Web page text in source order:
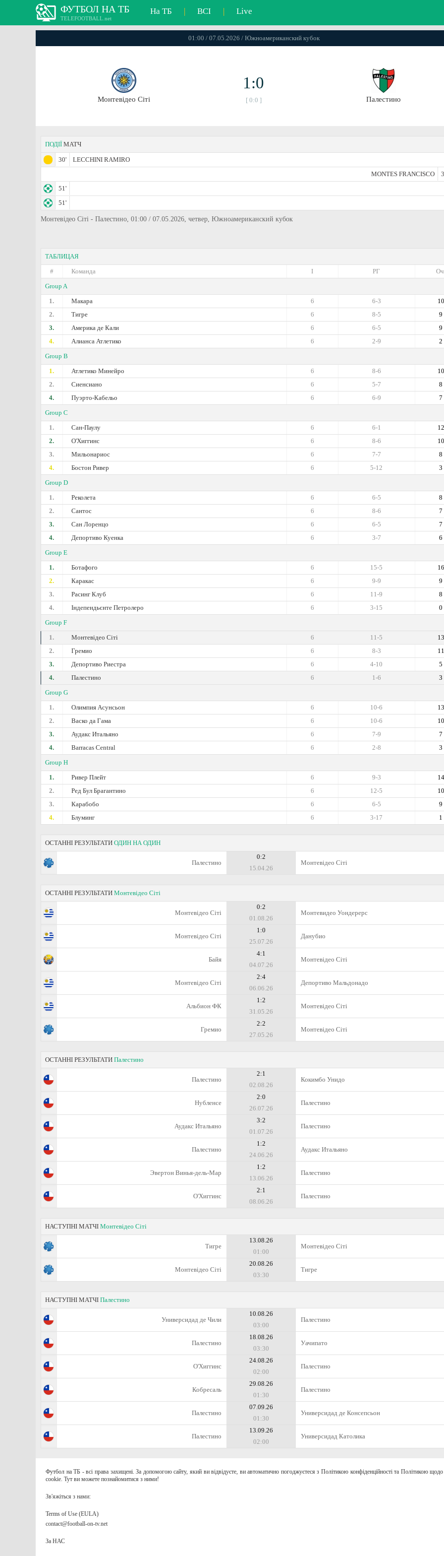
ФУТБОЛ НА ТБ
TELEFOOTBALL.net
На ТБ | ВСІ | Live
01:00 / 07.05.2026 / Южноамериканский кубок
Монтевідео Сіті
1:0
[ 0:0 ] Палестино
ПОДІЇ МАТЧ
30'
LECCHINI RAMIRO
MONTES FRANCISCO
51'
51'
Монтевідео Сіті - Палестино, 01:00 / 07.05.2026, четвер, Южноамериканский кубок
ТАБЛИЦАЯ
#
Команда РГ
I
Group A
1.
Макара 10
6-3
6
2.
Тигре 9
8-5
6
3.
Америка де Кали 9
6-5
6
4.
Алианса Атлетико 2
2-9
6
Group B
1.
Атлетико Минейро 10
8-6
6
2.
Сиенсиано 8
5-7
6
4.
Пуэрто-Кабельо 7
6-9
6
Group C
1.
Сан-Паулу 12
6-1
6
2.
О'Хиггинс 10
8-6
6
3.
Мильонариос 8
7-7
6
4.
Бостон Ривер 3
5-12
6
Group D
1.
Реколета 8
6-5
6
2.
Сантос 7
8-6
6
3.
Сан Лоренцо 7
6-5
6
4.
Депортиво Куенка 6
3-7
6
Group E
1.
Ботафого 16
15-5
6
2.
Каракас 9
9-9
6
3.
Расинг Клуб 8
11-9
6
4.
Індепендьєнте Петролеро 0
3-15
6
Group F
1.
Монтевідео Сіті 13
11-5
6
2.
Гремио 11
8-3
6
3.
Депортиво Риестра 5
4-10
6
4.
Палестино 3
1-6
6
Group G
1.
Олимпия Асунсьон 13
10-6
6
2.
Васко да Гама 10
10-6
6
3.
Аудакс Итальяно 7
7-9
6
4.
Barracas Central 3
2-8
6
Group H
1.
Ривер Плейт 14
9-3
6
2.
Ред Бул Брагантино 10
12-5
6
3.
Карабобо 9
6-5
6
4.
Блуминг 1
3-17
6
ОСТАННІ РЕЗУЛЬТАТИ ОДИН НА ОДИН
Палестино
0:2
15.04.26
Монтевідео Сіті
ОСТАННІ РЕЗУЛЬТАТИ Монтевідео Сіті
Монтевідео Сіті
0:2
01.08.26
Монтевидео Уондерерс
Монтевідео Сіті
1:0
25.07.26
Данубио
Байя
4:1
04.07.26
Монтевідео Сіті
Монтевідео Сіті
2:4
06.06.26
Депортиво Мальдонадо
Альбион ФК
1:2
31.05.26
Монтевідео Сіті
Гремио
2:2
27.05.26
Монтевідео Сіті
ОСТАННІ РЕЗУЛЬТАТИ Палестино
Палестино
2:1
02.08.26
Кокимбо Унидо
Нубленсе
2:0
26.07.26
Палестино
Аудакс Итальяно
3:2
01.07.26
Палестино
Палестино
1:2
24.06.26
Аудакс Итальяно
Эвертон Винья-дель-Мар
1:2
13.06.26
Палестино
О'Хиггинс
2:1
08.06.26
Палестино
НАСТУПНІ МАТЧІ Монтевідео Сіті
Тигре
13.08.26
01:00
Монтевідео Сіті
Монтевідео Сіті
20.08.26
03:30
Тигре
НАСТУПНІ МАТЧІ Палестино
Универсидад де Чили
10.08.26
03:00
Палестино
Палестино
18.08.26
03:30
Уачипато
О'Хиггинс
24.08.26
02:00
Палестино
Кобресаль
29.08.26
01:30
Палестино
Палестино
07.09.26
01:30
Универсидад де Консепсьон
Палестино
13.09.26
02:00
Универсидад Католика
Футбол на ТБ - всі права захищені. За допомогою сайту, який ви відвідуєте, ви автоматично погоджуєтеся з Політикою конфіденційності та Політикою
cookie. Тут ви можете познайомитися з ними!
Зв'яжіться з нами:
Terms of Use (EULA)
contact@football-on-tv.net
За НАС